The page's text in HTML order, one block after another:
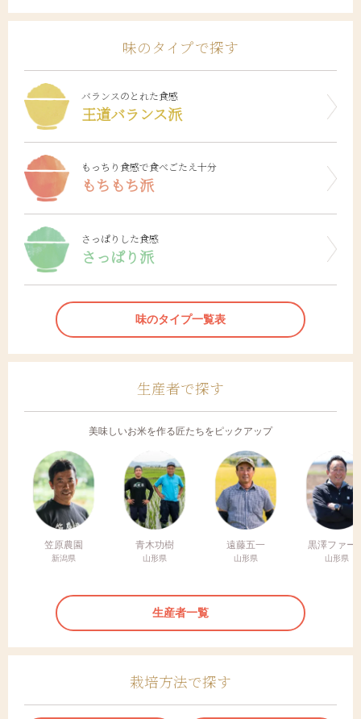
味のタイプで探す
バランスのとれた食感
王道バランス派
もっちり食感で食べごたえ十分
もちもち派
さっぱりした食感
さっぱり派
味のタイプ一覧表
生産者で探す
美味しいお米を作る匠たちをピックアップ
笠原農園
新潟県
青木功樹
山形県
遠藤五一
山形県
黒澤ファー
山形県
生産者一覧
栽培方法で探す